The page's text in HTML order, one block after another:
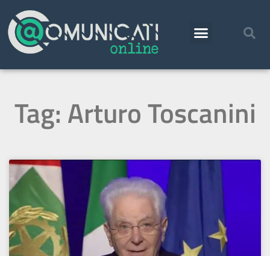
Tag: Arturo Toscanini